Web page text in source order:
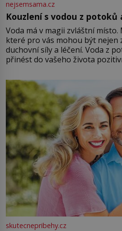
nejsemsama.cz
Kouzlení s vodou z potoků
Voda má v magii zvláštní
které pro vás mohou být nejen
duchovní síly a léčení. Voda z
přinést do vašeho života
můžete obohatit své rituály a
větší harmonii a klid. Je důležité
skutecnepribehy.cz